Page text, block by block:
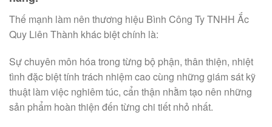
Thế mạnh làm nên thương hiệu Bình Công Ty TNHH Ắc
Quy Liên Thành khác biệt chính là:
Sự chuyên môn hóa trong từng bộ phận, thân thiện, nhiệt
tình đặc biệt tính trách nhiệm cao cùng những giám sát kỹ
thuật làm việc nghiêm túc, cẩn thận nhằm tạo nên những
sản phẩm hoàn thiện đến từng chi tiết nhỏ nhất.